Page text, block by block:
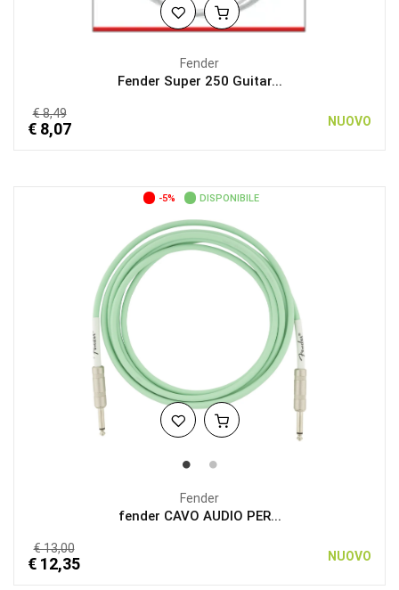
Fender
Fender Super 250 Guitar...
€ 8,49
€ 8,07 NUOVO
-5% DISPONIBILE
Fender
fender CAVO AUDIO PER...
€ 13,00
€ 12,35 NUOVO